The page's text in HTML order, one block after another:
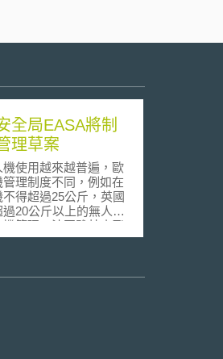
全局EASA將制
理草案
使用越來越普遍，歐
理制度不同，例如在
得超過25公斤，英國
20公斤以上的無人機
機管理。法國雖禁止飛
得在巴黎上空飛行，
歐洲航空安全局